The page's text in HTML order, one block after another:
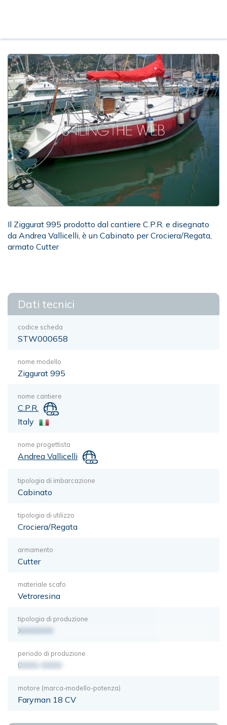
Il Ziggurat 995 prodotto dal cantiere C.P.R. e disegnato
da Andrea Vallicelli, è un Cabinato per Crociera/Regata,
armato Cutter
Dati tecnici
codice scheda
STW000658
nome modello
Ziggurat 995
nome cantiere
C.P.R.
Italy
nome progettista
Andrea Vallicelli
tipologia di imbarcazione
Cabinato
tipologia di utilizzo
Crociera/Regata
armamento
Cutter
materiale scafo
Vetroresina
tipologia di produzione
XXXXXXX
periodo di produzione
0000-0000
motore (marca-modello-potenza)
Faryman 18 CV